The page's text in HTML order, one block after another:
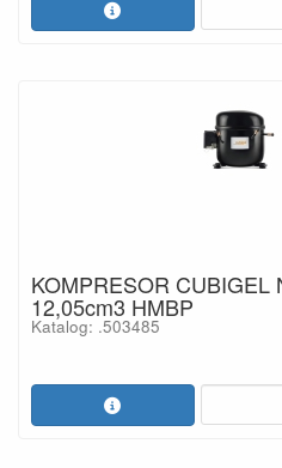
KOMPRESOR CUBIGEL
12,05cm3 HMBP
Katalog: .503485